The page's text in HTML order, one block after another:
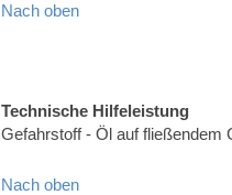
Nach oben
Technische Hilfeleistung
Gefahrstoff - Öl auf
Nach oben